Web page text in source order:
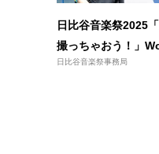
日比谷音楽祭2025
撮っちゃおう！」
日比谷音楽祭事務局